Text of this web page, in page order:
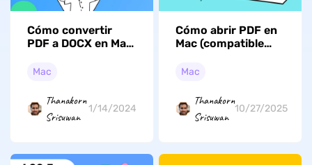
Cómo convertir
PDF a DOCX en Mac
Mac
Thanakorn
Srisuwan
1/14/2024
Cómo abrir PDF en
Mac (compatible
Mac
Thanakorn
Srisuwan
10/27/2025